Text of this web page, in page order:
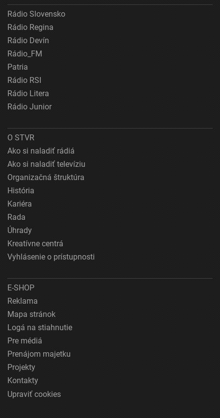
Rádio Slovensko
Rádio Regina
Rádio Devín
Rádio_FM
Patria
Rádio RSI
Rádio Litera
Rádio Junior
O STVR
Ako si naladiť rádiá
Ako si naladiť televíziu
Organizačná štruktúra
História
Kariéra
Rada
Úhrady
Kreatívne centrá
Vyhlásenie o prístupnosti
E-SHOP
Reklama
Mapa stránok
Logá na stiahnutie
Pre médiá
Prenájom majetku
Projekty
Kontakty
Upraviť cookies